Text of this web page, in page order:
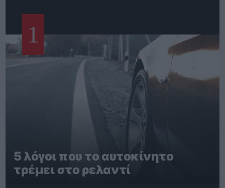
1
5 λόγοι που το αυτοκίνητο
τρέμει στο ρελαντί